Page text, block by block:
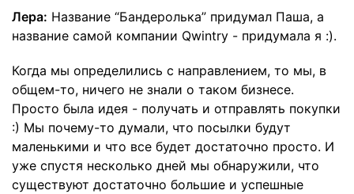
Лера: Название “Бандеролька” придумал Паша, а
название самой компании Qwintry - придумала я :).
Когда мы определились с направлением, то мы, в
общем-то, ничего не знали о таком бизнесе.
Просто была идея - получать и отправлять покупки
:) Мы почему-то думали, что посылки будут
маленькими и что все будет достаточно просто. И
уже спустя несколько дней мы обнаружили, что
существуют достаточно большие и успешные